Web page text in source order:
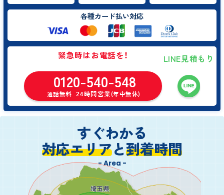
各種カード払い対応
緊急時はお電話を！
0120-540-548
通話無料 24時間営業(年中無休)
LINE見積もり
すぐわかる
対応エリアと到着時間
- Area -